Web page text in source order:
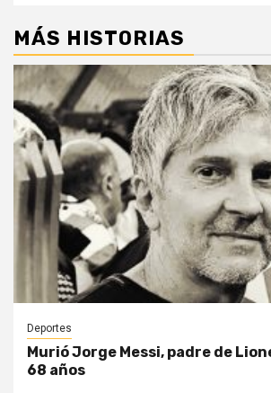
MÁS HISTORIAS
Deportes
Murió Jorge Messi, padre de
68 años